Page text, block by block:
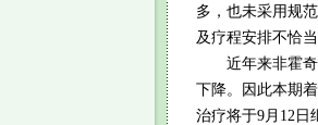
多，也未采用规
及疗程安排不恰
近年来非霍奇
下降。因此本期
治疗将于9月12日